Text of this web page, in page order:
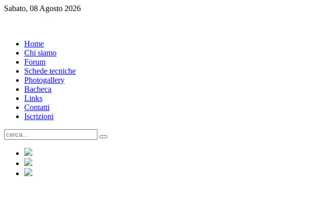
Sabato, 08 Agosto 2026
Home
Chi siamo
Forum
Schede tecniche
Photogallery
Bacheca
Links
Contatti
Iscrizioni